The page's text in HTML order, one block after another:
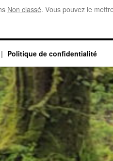
Non classé. Vous pouvez le
Politique de confidentialité